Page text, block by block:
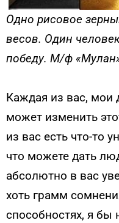
Одно рисовое
весов. Один
победу. М/ф
Каждая из вас, мои
может изменить
из вас есть что-то
что можете дать
абсолютно в вас
хоть грамм
способностях, я бы